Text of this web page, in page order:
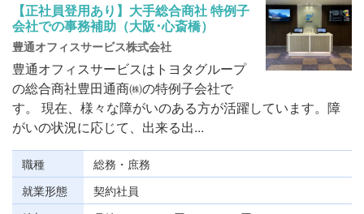
【正社員登用あり】大手総合商社 特例子
会社での事務補助（大阪･心斎橋）
豊通オフィスサービス株式会社
豊通オフィスサービスはトヨタグループ
の総合商社豊田通商㈱の特例子会社で
す。 現在、様々な障がいのある方が活躍しています。障
がいの状況に応じて、出来る出...
職種
総務・庶務
就業形態
契約社員